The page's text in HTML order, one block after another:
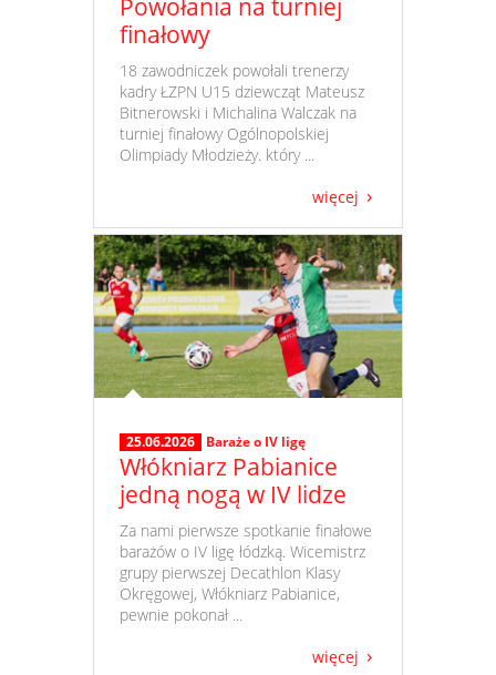
Powołania na turniej
finałowy
​ 18 zawodniczek powołali trenerzy
kadry ŁZPN U15 dziewcząt Mateusz
Bitnerowski i Michalina Walczak na
turniej finałowy Ogólnopolskiej
Olimpiady Młodzieży. który ...
więcej
25.06.2026 Baraże o IV ligę
Włókniarz Pabianice
jedną nogą w IV lidze
​ Za nami pierwsze spotkanie finałowe
barażów o IV ligę łódzką. Wicemistrz
grupy pierwszej Decathlon Klasy
Okręgowej, Włókniarz Pabianice,
pewnie pokonał ...
więcej